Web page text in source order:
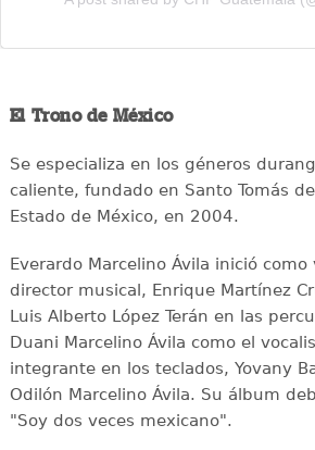
El Trono de México
Se especializa en los géneros
caliente, fundado en Santo Tomás
Estado de México, en 2004.
Everardo Marcelino Ávila inició
director musical, Enrique Martínez
Luis Alberto López Terán en las
Duani Marcelino Ávila como el
integrante en los teclados, Yovany
Odilón Marcelino Ávila. Su álbum
"Soy dos veces mexicano".